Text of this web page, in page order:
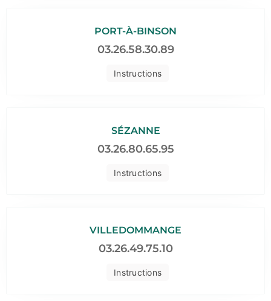
Instructions
PORT-À-BINSON
03.26.58.30.89
Instructions
SÉZANNE
03.26.80.65.95
Instructions
VILLEDOMMANGE
03.26.49.75.10